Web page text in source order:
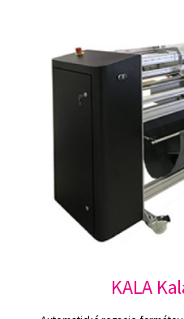
KALA